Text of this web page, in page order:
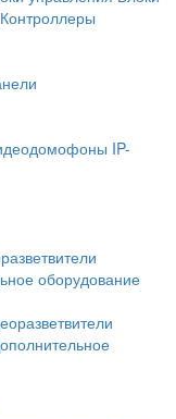
Контроллеры
IP-
оборудование